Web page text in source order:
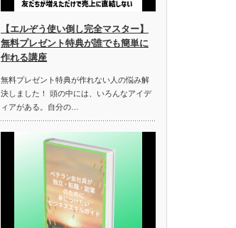
【エルぞう使い倒し完全マスター】
無料プレゼント特典が誰でも簡単に
作れる講座
無料プレゼント特典が作れない人の悩み解
決しました！ 頭の中には、いろんなアイデ
ィアがある。自分の…